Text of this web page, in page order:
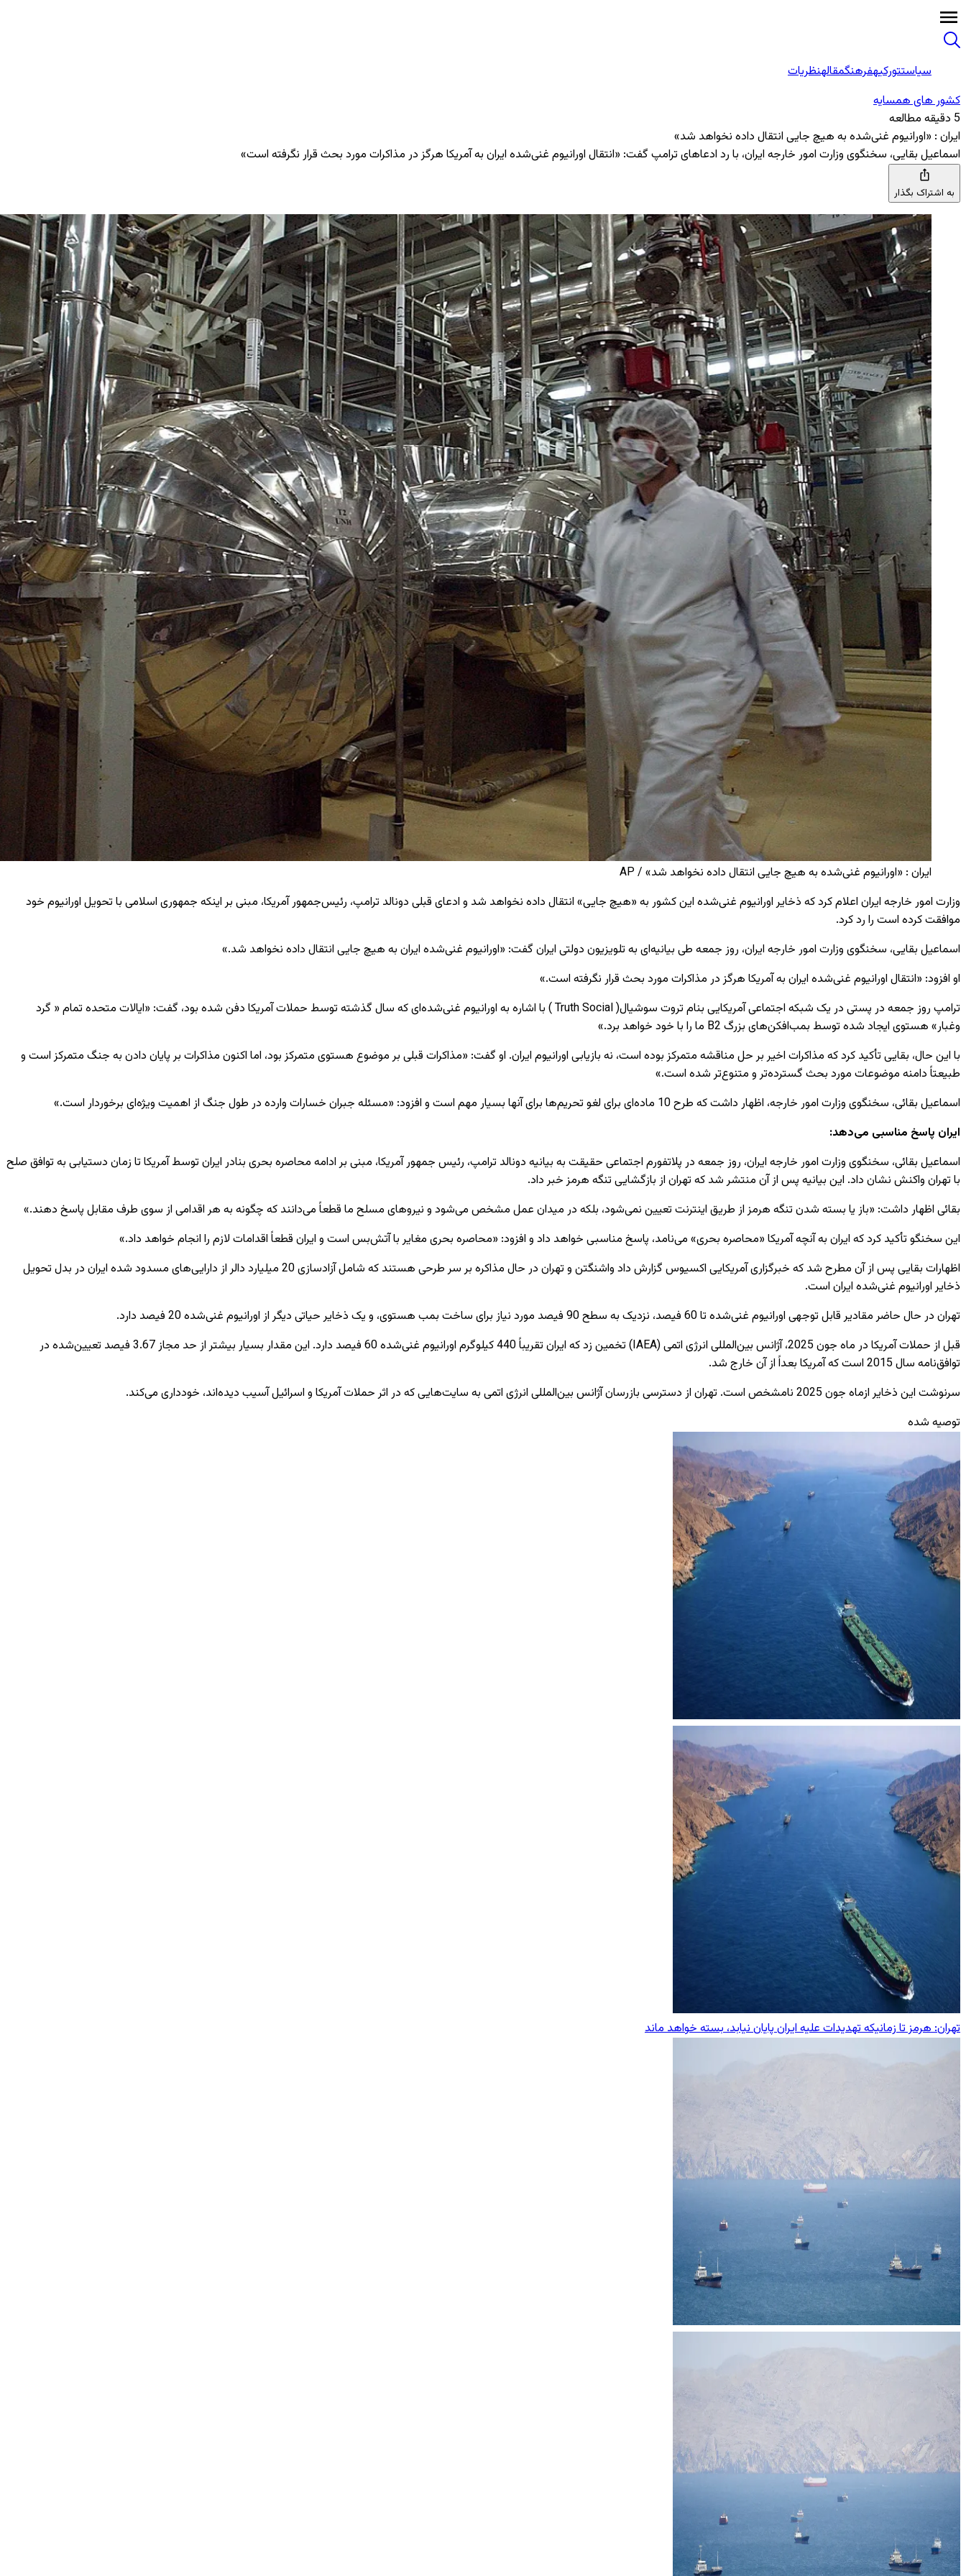
سیاستتورکیهفرهنگمقالهنظریات
کشور های همسایه
5 دقیقه مطالعه
ایران : «اورانیوم غنی‌شده به هیچ جایی انتقال داده نخواهد شد»
اسماعیل بقایی، سخنگوی وزارت امور خارجه ایران، با رد ادعاهای ترامپ گفت: «انتقال اورانیوم غنی‌شده ایران به آمریکا هرگز در مذاکرات مورد بحث قرار نگرفته است»
به اشتراک بگذار
ایران : «اورانیوم غنی‌شده به هیچ جایی انتقال داده نخواهد شد» / AP
وزارت امور خارجه ایران اعلام کرد که ذخایر اورانیوم غنی‌شده این کشور به «هیچ جایی» انتقال داده نخواهد شد و ادعای قبلی دونالد ترامپ، رئیس‌جمهور آمریکا، مبنی بر اینکه جمهوری اسلامی با تحویل اورانیوم خود
موافقت کرده است را رد کرد.
اسماعیل بقایی، سخنگوی وزارت امور خارجه ایران، روز جمعه طی بیانیه‌ای به تلویزیون دولتی ایران گفت: «اورانیوم غنی‌شده ایران به هیچ جایی انتقال داده نخواهد شد.»
او افزود: «انتقال اورانیوم غنی‌شده ایران به آمریکا هرگز در مذاکرات مورد بحث قرار نگرفته است.»
ترامپ روز جمعه در پستی در یک شبکه اجتماعی آمریکایی بنام تروت سوشیال( Truth Social ) با اشاره به اورانیوم غنی‌شده‌ای که سال گذشته توسط حملات آمریکا دفن شده بود، گفت: «ایالات متحده تمام « گرد
وغبار» هستوی ایجاد شده توسط بمب‌افکن‌های بزرگ B2 ما را با خود خواهد برد.»
با این حال، بقایی تأکید کرد که مذاکرات اخیر بر حل مناقشه متمرکز بوده است، نه بازیابی اورانیوم ایران. او گفت: «مذاکرات قبلی بر موضوع هستوی متمرکز بود، اما اکنون مذاکرات بر پایان دادن به جنگ متمرکز است و
طبیعتاً دامنه موضوعات مورد بحث گسترده‌تر و متنوع‌تر شده است.»
اسماعیل بقائی، سخنگوی وزارت امور خارجه، اظهار داشت که طرح 10 ماده‌ای برای لغو تحریم‌ها برای آنها بسیار مهم است و افزود: «مسئله جبران خسارات وارده در طول جنگ از اهمیت ویژه‌ای برخوردار است.»
ایران پاسخ مناسبی می‌دهد:
اسماعیل بقائی، سخنگوی وزارت امور خارجه ایران، روز جمعه در پلاتفورم اجتماعی حقیقت به بیانیه دونالد ترامپ، رئیس جمهور آمریکا، مبنی بر ادامه محاصره بحری بنادر ایران توسط آمریکا تا زمان دستیابی به توافق صلح
با تهران واکنش نشان داد. این بیانیه پس از آن منتشر شد که تهران از بازگشایی تنگه هرمز خبر داد.
بقائی اظهار داشت: «باز یا بسته شدن تنگه هرمز از طریق اینترنت تعیین نمی‌شود، بلکه در میدان عمل مشخص می‌شود و نیروهای مسلح ما قطعاً می‌دانند که چگونه به هر اقدامی از سوی طرف مقابل پاسخ دهند.»
این سخنگو تأکید کرد که ایران به آنچه آمریکا «محاصره بحری» می‌نامد، پاسخ مناسبی خواهد داد و افزود: «محاصره بحری مغایر با آتش‌بس است و ایران قطعاً اقدامات لازم را انجام خواهد داد.»
اظهارات بقایی پس از آن مطرح شد که خبرگزاری آمریکایی اکسیوس گزارش داد واشنگتن و تهران در حال مذاکره بر سر طرحی هستند که شامل آزادسازی 20 میلیارد دالر از دارایی‌های مسدود شده ایران در بدل تحویل
ذخایر اورانیوم غنی‌شده ایران است.
تهران در حال حاضر مقادیر قابل توجهی اورانیوم غنی‌شده تا 60 فیصد، نزدیک به سطح 90 فیصد مورد نیاز برای ساخت بمب هستوی، و یک ذخایر حیاتی دیگر از اورانیوم غنی‌شده 20 فیصد دارد.
قبل از حملات آمریکا در ماه جون 2025، آژانس بین‌المللی انرژی اتمی (IAEA) تخمین زد که ایران تقریباً 440 کیلوگرم اورانیوم غنی‌شده 60 فیصد دارد. این مقدار بسیار بیشتر از حد مجاز 3.67 فیصد تعیین‌شده در
توافق‌نامه سال 2015 است که آمریکا بعداً از آن خارج شد.
سرنوشت این ذخایر ازماه جون 2025 نامشخص است. تهران از دسترسی بازرسان آژانس بین‌المللی انرژی اتمی به سایت‌هایی که در اثر حملات آمریکا و اسرائیل آسیب دیده‌اند، خودداری می‌کند.
توصیه شده
تهران: هرمز تا زمانیکه تهدیدات علیه ایران پایان نیابد، بسته خواهد ماند